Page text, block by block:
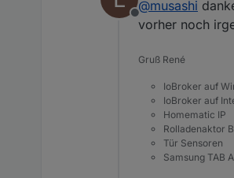
Offline
@musashi
vorher noch
Gruß René
IoBroker auf
IoBroker auf
Homematic IP
Rolladenaktor
Tür Sensoren
Samsung TAB